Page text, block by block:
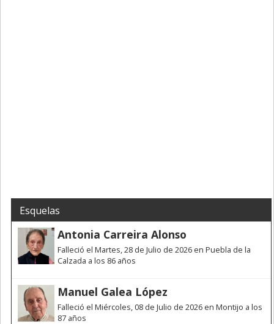
Esquelas
Antonia Carreira Alonso
Falleció el Martes, 28 de Julio de 2026 en Puebla de la
Calzada a los 86 años
Manuel Galea López
Falleció el Miércoles, 08 de Julio de 2026 en Montijo a los
87 años